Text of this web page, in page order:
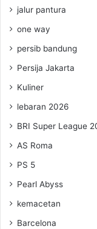
jalur pantura
one way
persib bandung
Persija Jakarta
Kuliner
lebaran 2026
BRI Super League
AS Roma
PS 5
Pearl Abyss
kemacetan
Barcelona